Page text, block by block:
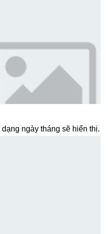
ngày tháng sẽ hiển thị.